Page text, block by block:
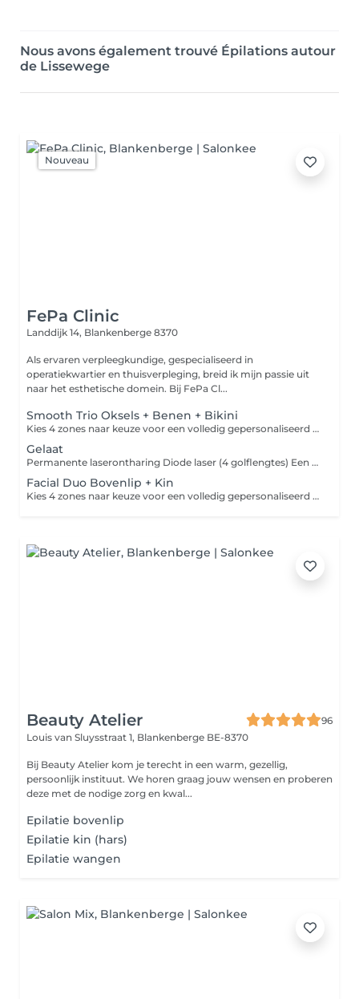
Nous avons également trouvé Épilations autour
de Lissewege
Nouveau
FePa Clinic
Landdijk 14, Blankenberge 8370
Als ervaren verpleegkundige, gespecialiseerd in
operatiekwartier en thuisverpleging, breid ik mijn passie uit
naar het esthetische domein. Bij FePa Cl...
Smooth Trio Oksels + Benen + Bikini
Kies 4 zones naar keuze voor een volledig gepersonaliseerd laserontharingstraject. Persoonlijk behandelplan op maat Max. 10 sessies voor optimaal resultaat Langdurige haarreductie en een gladde, zachte huid Comfortabele behandeling met cooling functie Betaling in 3 delen mogelijk (gespreid tijdens het traject) Ideaal voor wie meerdere zones wil combineren in één voordelig pakket.
Gelaat
Permanente laserontharing Diode laser (4 golflengtes) Een veilige en doeltreffende methode voor permanente ontharing, geschikt voor verschillende huid- en haartypes. De laser richt zich op de melanine (pigment) in het haarzakje en vernietigt zo geleidelijk de haarwortel Meestal 8 a 10 sessies nodig per zone voor optimaal resultaat Behandelingen om de 6 weken Geschikt voor meerdere huidtypes dankzij 4 golflengtes Pijnloos dankzij geïntegreerde cooling functie Snelle, efficiënte en comfortabele behandeling
Facial Duo Bovenlip + Kin
Kies 4 zones naar keuze voor een volledig gepersonaliseerd laserontharingstraject. Persoonlijk behandelplan op maat Max. 10 sessies voor optimaal resultaat Langdurige haarreductie en een gladde, zachte huid Comfortabele behandeling met cooling functie Betaling in 3 delen mogelijk (gespreid tijdens het traject) Ideaal voor wie meerdere zones wil combineren in één voordelig pakket.
Beauty Atelier
96
Louis van Sluysstraat 1, Blankenberge BE-8370
Bij Beauty Atelier kom je terecht in een warm, gezellig,
persoonlijk instituut. We horen graag jouw wensen en proberen
deze met de nodige zorg en kwal...
Epilatie bovenlip
Epilatie kin (hars)
Epilatie wangen